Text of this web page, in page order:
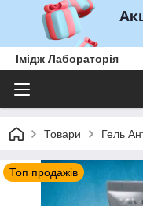
Імідж Лабораторія
Товари Гель
Топ продажів